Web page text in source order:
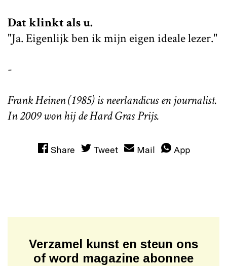
Dat klinkt als u.
"Ja. Eigenlijk ben ik mijn eigen ideale lezer."
-
Frank Heinen (1985) is neerlandicus en journalist.
In 2009 won hij de Hard Gras Prijs.
Share Tweet Mail App
Verzamel kunst en steun ons
of word magazine abonnee